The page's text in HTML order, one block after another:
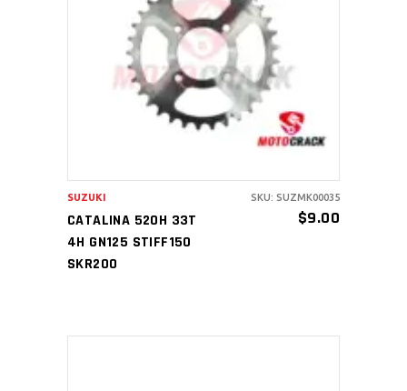
AÑADIR AL CARRITO
CATALINA 520H 33T
4H GN125 STIFF150
SKR200
$9.00
SUZUKI SKU: SUZMK00035